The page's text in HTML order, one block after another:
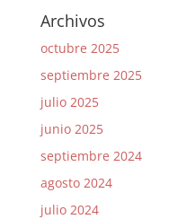
Archivos
octubre 2025
septiembre 2025
julio 2025
junio 2025
septiembre 2024
agosto 2024
julio 2024